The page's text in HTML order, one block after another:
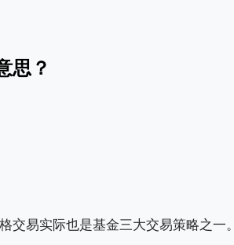
思？
交易实际也是基金三大交易策略之一。